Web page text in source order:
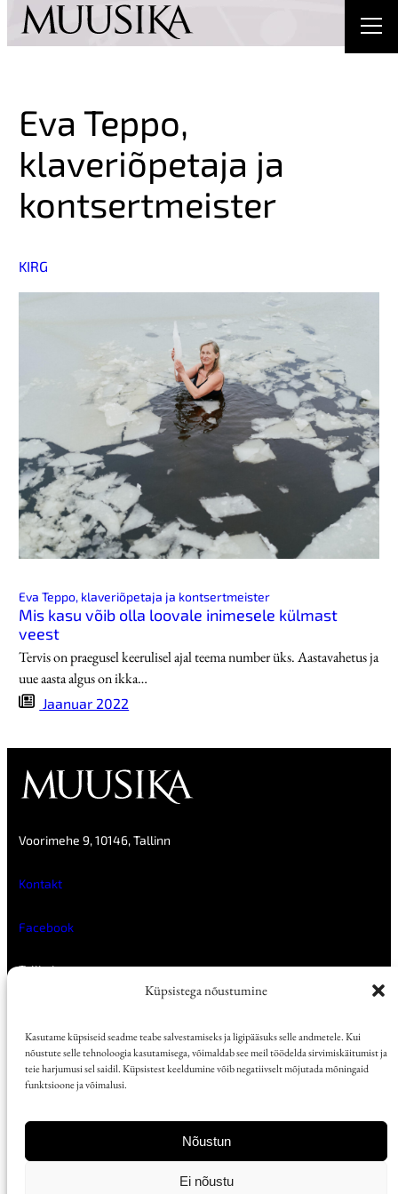
Küpsistega nõustumine
Kasutame küpsiseid seadme teabe salvestamiseks ja ligipääsuks selle andmetele. Kui
nõustute selle tehnoloogia kasutamisega, võimaldab see meil töödelda sirvimiskäitumist ja
teie harjumusi sel saidil. Küpsistest keeldumine võib negatiivselt mõjutada mõningaid
funktsioone ja võimalusi.
Nõustun
Ei nõustu
Eva Teppo,
klaveriõpetaja ja
kontsertmeister
KIRG
Eva Teppo, klaveriõpetaja ja kontsertmeister
Mis kasu võib olla loovale inimesele külmast
veest
Tervis on praegusel keerulisel ajal teema number üks. Aastavahetus ja
uue aasta algus on ikka…
Jaanuar 2022
Voorimehe 9, 10146, Tallinn
Kontakt
Facebook
Tellimine
Kõik artiklid
Numbrite arhiiv
Arhiiv Digaris 2017-tänapäev
Kasutustingimused